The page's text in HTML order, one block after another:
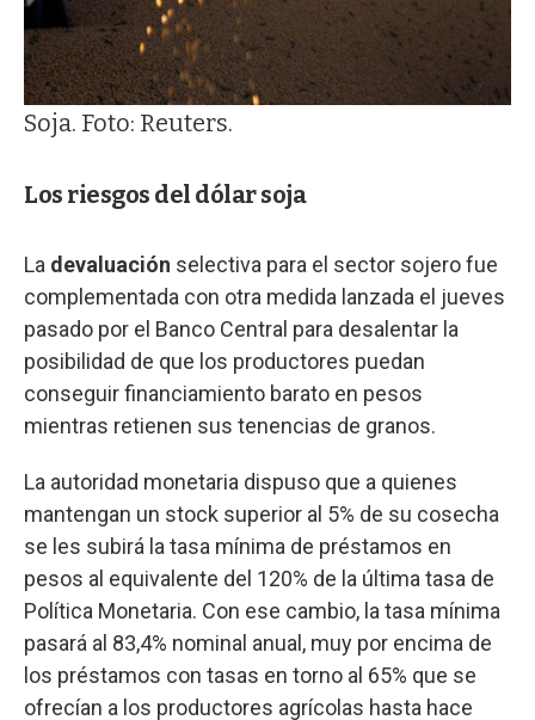
Soja. Foto: Reuters.
Los riesgos del dólar soja
La devaluación selectiva para el sector sojero fue
complementada con otra medida lanzada el jueves
pasado por el Banco Central para desalentar la
posibilidad de que los productores puedan
conseguir financiamiento barato en pesos
mientras retienen sus tenencias de granos.
La autoridad monetaria dispuso que a quienes
mantengan un stock superior al 5% de su cosecha
se les subirá la tasa mínima de préstamos en
pesos al equivalente del 120% de la última tasa de
Política Monetaria. Con ese cambio, la tasa mínima
pasará al 83,4% nominal anual, muy por encima de
los préstamos con tasas en torno al 65% que se
ofrecían a los productores agrícolas hasta hace